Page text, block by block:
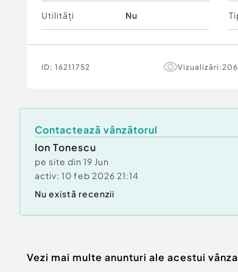
Utilități Nu
ID: 16211752 Vizualizări: 206
Contactează vânzătorul
Ion Tonescu
pe site din 19 Jun
activ: 10 feb 2026 21:14
Nu există recenzii
Vezi mai multe anunturi ale acestui